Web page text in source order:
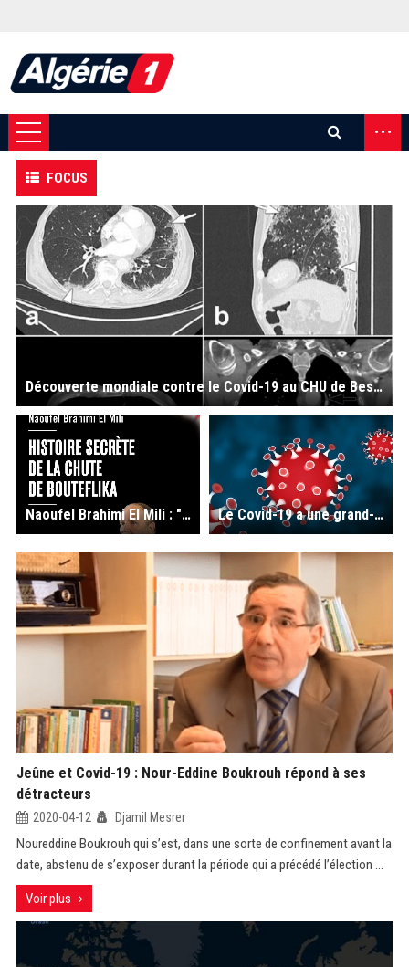
...
FOCUS
Découverte mondiale contre le Covid-19 au CHU de Besançon : un angioscanner pulmonaire plutôt qu'un scanner sans injection
Naoufel Brahimi El Mili : "Les Ali Haddad et consorts se sont tissés d’importants appuis à l’étranger au point où ils se croyaient intouchables" Le Covid-19 a une grand-mère, un grand-père et un arrière-grand-père : Où sont-ils ?
Jeûne et Covid-19 : Nour-Eddine Boukrouh répond à ses
détracteurs
2020-04-12 Djamil Mesrer
Noureddine Boukrouh qui s’est, dans une sorte de confinement avant la
date, abstenu de s’exposer durant la période qui a précédé l’élection ...
Voir plus